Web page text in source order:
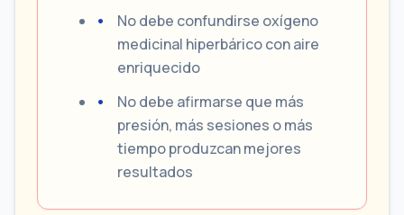
No debe confundirse oxígeno
medicinal hiperbárico con aire
enriquecido
No debe afirmarse que más
presión, más sesiones o más
tiempo produzcan mejores
resultados